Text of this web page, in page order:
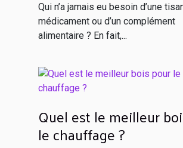
Qui n’a jamais eu besoin d’une
médicament ou d’un complément
alimentaire ? En fait,...
Quel est le meilleur
le chauffage ?